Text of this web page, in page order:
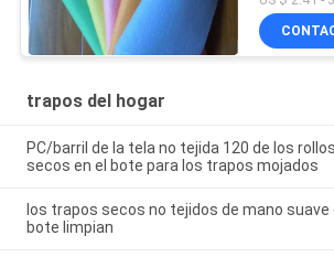
trapos del hogar
PC/barril de la tela no tejida 120 de los
secos en el bote para los trapos mojados
los trapos secos no tejidos de mano suave
bote limpian